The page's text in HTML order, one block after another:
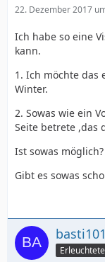
22. Dezember 2017
Ich habe so eine
kann.
1. Ich möchte das
Winter.
2. Sowas wie ein
Seite betrete ,das
Ist sowas möglich?
Gibt es sowas